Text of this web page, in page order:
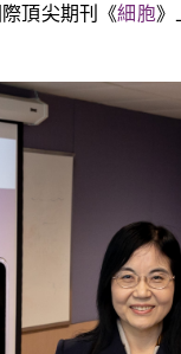
頂尖期刊《細胞》